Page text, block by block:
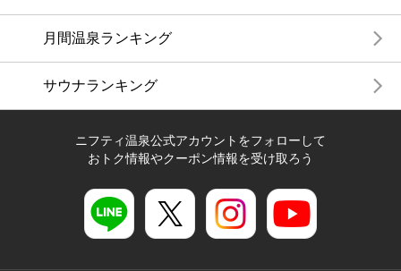
月間温泉ランキング
サウナランキング
ニフティ温泉公式アカウントをフォローして
おトク情報やクーポン情報を受け取ろう